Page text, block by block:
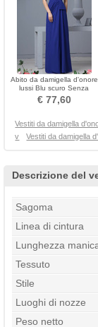
Abito da damigella d'onore
lussi Blu scuro Senza
maniche Increspato
€ 77,60
Vestiti da damigella
v
Vestiti da damigella
Descrizione del
Sagoma
Linea di cintura
Lunghezza
Tessuto
Stile
Luoghi di nozze
Peso netto